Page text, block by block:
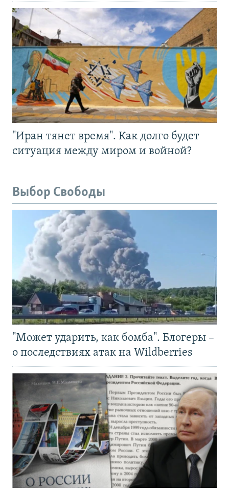
"Иран тянет время". Как долго будет
ситуация между миром и войной?
Выбор Свободы
"Может ударить, как бомба". Блогеры –
о последствиях атак на Wildberries